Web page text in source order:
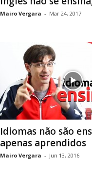
Mairo Vergara - Mar 24, 2017
Idiomas não são
apenas aprendidos
Mairo Vergara - Jun 13, 2016